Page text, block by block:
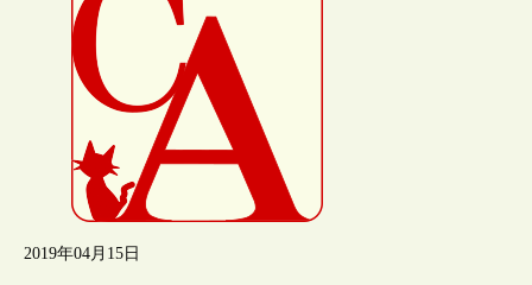
2019年04月15日